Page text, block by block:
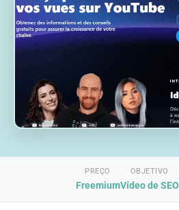
PREÇO
Freemium
OBJETIVO
Vídeo de SEO